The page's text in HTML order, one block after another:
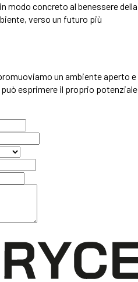
modo concreto al benessere della
verso un futuro più
un ambiente aperto e
esprimere il proprio